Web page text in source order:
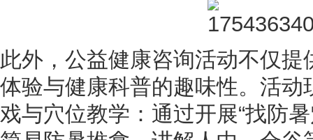
此外，公益健康咨询活动不仅
体验与健康科普的趣味性。活
戏与穴位教学：通过开展“找防